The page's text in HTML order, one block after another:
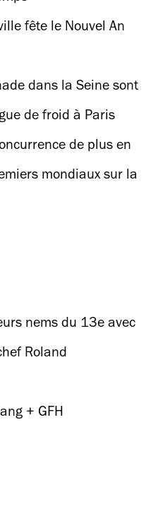
fête le Nouvel An
dans la Seine sont
de froid à Paris
de plus en
nos tablesmondiaux sur la
nems du 13e avec
Roland
+ GFH